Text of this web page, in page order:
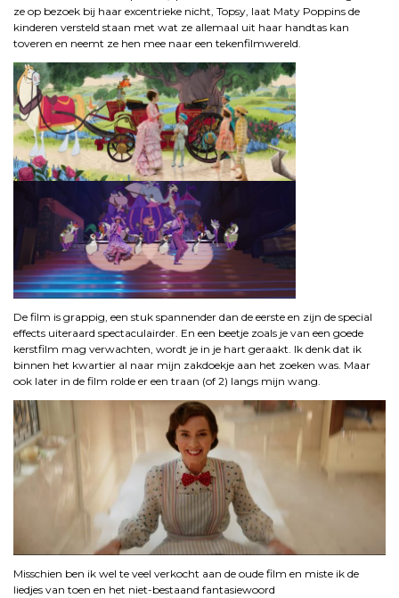
ze op bezoek bij haar excentrieke nicht, Topsy, laat Maty Poppins de
kinderen versteld staan met wat ze allemaal uit haar handtas kan
toveren en neemt ze hen mee naar een tekenfilmwereld.
De film is grappig, een stuk spannender dan de eerste en zijn de special
effects uiteraard spectaculairder. En een beetje zoals je van een goede
kerstfilm mag verwachten, wordt je in je hart geraakt. Ik denk dat ik
binnen het kwartier al naar mijn zakdoekje aan het zoeken was. Maar
ook later in de film rolde er een traan (of 2) langs mijn wang.
Misschien ben ik wel te veel verkocht aan de oude film en miste ik de
liedjes van toen en het niet-bestaand fantasiewoord